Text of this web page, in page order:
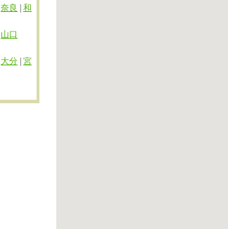
奈良
和
山口
大分 宮